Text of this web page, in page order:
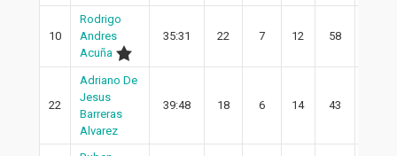
10
Rodrigo
Andres
Acuña
35:31 22 7 12 58
22
Adriano De
Jesus
Barreras
Alvarez
39:48 18 6 14 43